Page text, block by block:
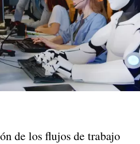
de los flujos de trabajo